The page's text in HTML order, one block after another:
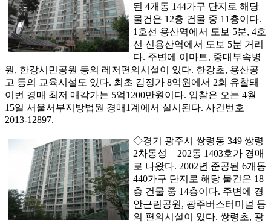
된 4개동 144가구 단지로 해당
물건은 12층 건물 중 11층이다.
1호선 용산역에서 도보 5분, 4호
선 신용산역에서 도보 5분 거리
다. 주변에 이마트, 중대부속병
원, 한강시민공원 등의 레저편의시설이 있다. 한강초, 용산공
고 등의 교육시설도 있다. 최초 감정가 8억원에서 2회 유찰돼
이번 경매 최저 매각가는 5억1200만원이다. 입찰은 오는 4월
15일 서울서부지방법원 경매1계에서 실시된다. 사건번호
2013-12897.
◇경기 광주시 쌍령동 349 쌍령
2차동성 = 202동 1403호가 경매
로 나왔다. 2002년 준공된 6개동
440가구 단지로 해당 물건은 18
층 건물 중 14층이다. 주변에 경
안근린공원, 광주버스터미널 등
의 편의시설이 있다. 쌍령초, 광